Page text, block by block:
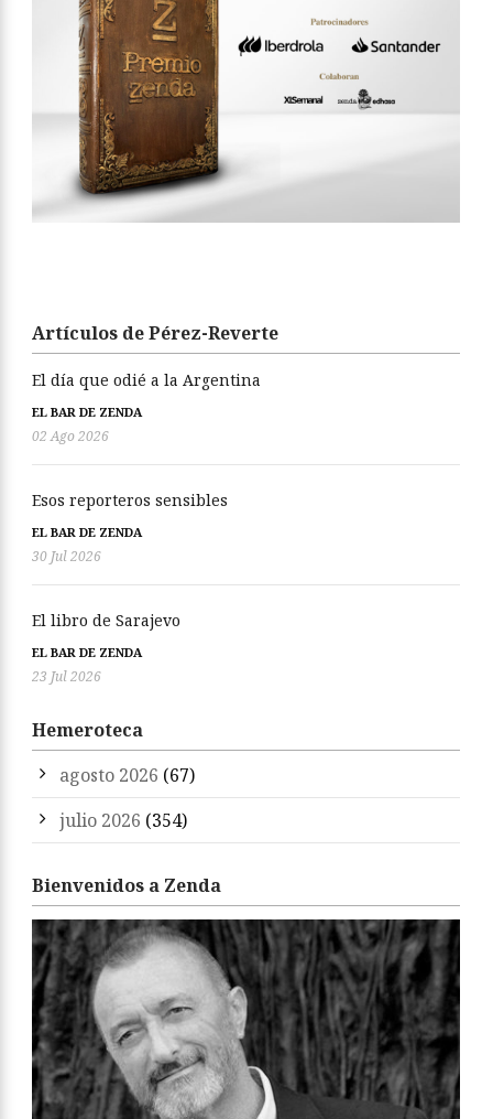
Artículos de Pérez-Reverte
El día que odié a la Argentina
EL BAR DE ZENDA
02 Ago 2026
Esos reporteros sensibles
EL BAR DE ZENDA
30 Jul 2026
El libro de Sarajevo
EL BAR DE ZENDA
23 Jul 2026
Hemeroteca
agosto 2026 (67)
julio 2026 (354)
Bienvenidos a Zenda